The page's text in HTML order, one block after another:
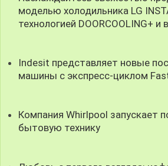
моделью холодильника LG
технологией DOORCOOLING+
Indesit представляет новые
машины с экспресс-циклом
Компания Whirlpool запускает
бытовую технику